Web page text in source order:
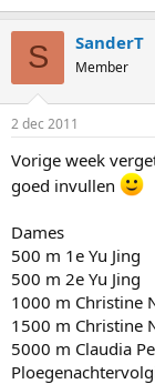
S SanderT
Member
2 dec 2011
Vorige week
goed invullen
Dames
500 m 1e Yu Jing
500 m 2e Yu Jing
1000 m Christine
1500 m Christine
5000 m Claudia